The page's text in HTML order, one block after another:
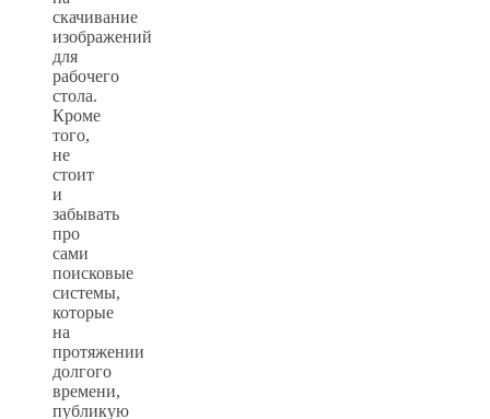
скачивание
изображений
для
рабочего
стола.
Кроме
того,
не
стоит
и
забывать
про
сами
поисковые
системы,
которые
на
протяжении
долгого
времени,
публикую